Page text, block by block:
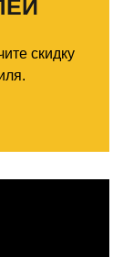
скидку